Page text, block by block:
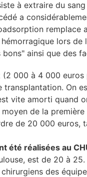
à extraire du
a
remplace
lors
ainsi que des
000 à 4 000 euros
On
amorti quand
de la
de 20 000
été réalisées au
est de 20 à
des